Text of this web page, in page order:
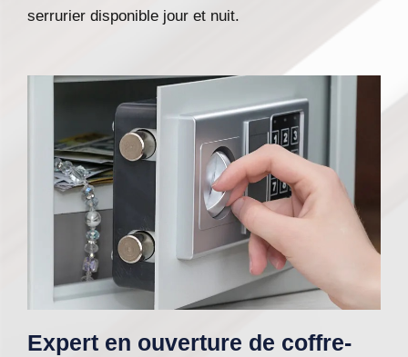
serrurier disponible jour et nuit.
Expert en ouverture de coffre-